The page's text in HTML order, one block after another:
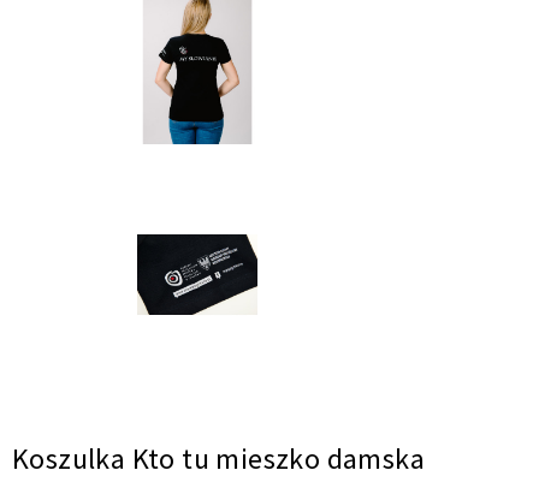
Koszulka Kto tu mieszko damska